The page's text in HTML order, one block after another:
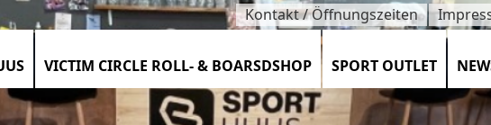
Kontakt / Öffnungszeiten
VICTIM CIRCLE ROLL- & BOARSDSHOP SPORT OUTLET